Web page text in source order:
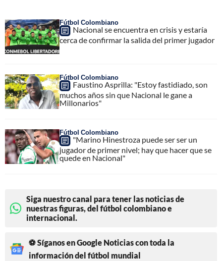
Fútbol Colombiano
Nacional se encuentra en crisis y estaría
cerca de confirmar la salida del primer jugador
Fútbol Colombiano
Faustino Asprilla: "Estoy fastidiado, son
muchos años sin que Nacional le gane a
Millonarios"
Fútbol Colombiano
"Marino Hinestroza puede ser ser un
jugador de primer nivel; hay que hacer que se
quede en Nacional"
Siga nuestro canal para tener las noticias de
nuestras figuras, del fútbol colombiano e
internacional.
⚽ Síganos en Google Noticias con toda la
información del fútbol mundial